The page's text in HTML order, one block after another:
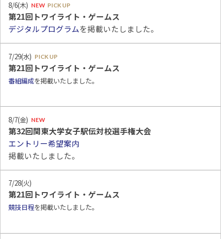
8/6(木) NEW PICK UP
第21回トワイライト・ゲームス
デジタルプログラムを掲載いたしました。
7/29(水) PICK UP
第21回トワイライト・ゲームス
番組編成を掲載いたしました。
8/7(金) NEW
第32回関東大学女子駅伝対校選手権大会
エントリー希望案内
掲載いたしました。
7/28(火)
第21回トワイライト・ゲームス
競技日程を掲載いたしました。